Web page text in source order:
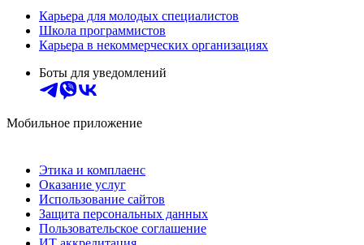
Карьера для молодых специалистов
Школа программистов
Карьера в некоммерческих организациях
Боты для уведомлений
Мобильное приложение
Этика и комплаенс
Оказание услуг
Использование сайтов
Защита персональных данных
Пользовательское соглашение